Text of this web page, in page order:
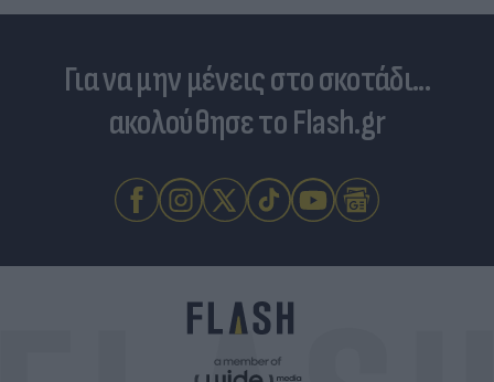
Για να μην μένεις στο σκοτάδι...
ακολούθησε το Flash.gr